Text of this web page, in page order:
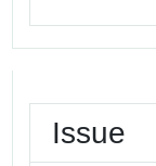
Issue